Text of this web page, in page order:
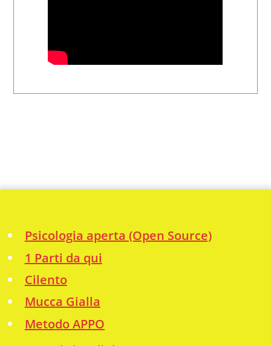
Psicologia aperta (Open Source)
1 Parti da qui
Cilento
Mucca Gialla
Metodo APPO